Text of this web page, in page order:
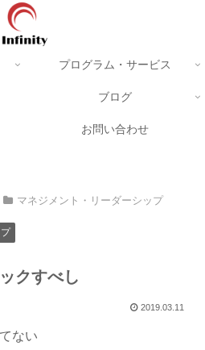
プログラム・サービス
ブログ
お問い合わせ
マネジメント・リーダーシップ
クすべし
2019.03.11
ない